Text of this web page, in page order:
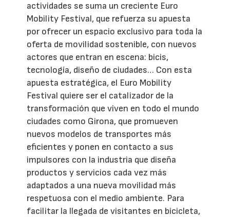
actividades se suma un creciente Euro
Mobility Festival, que refuerza su apuesta
por ofrecer un espacio exclusivo para toda la
oferta de movilidad sostenible, con nuevos
actores que entran en escena: bicis,
tecnología, diseño de ciudades… Con esta
apuesta estratégica, el Euro Mobility
Festival quiere ser el catalizador de la
transformación que viven en todo el mundo
ciudades como Girona, que promueven
nuevos modelos de transportes más
eficientes y ponen en contacto a sus
impulsores con la industria que diseña
productos y servicios cada vez más
adaptados a una nueva movilidad más
respetuosa con el medio ambiente. Para
facilitar la llegada de visitantes en bicicleta,